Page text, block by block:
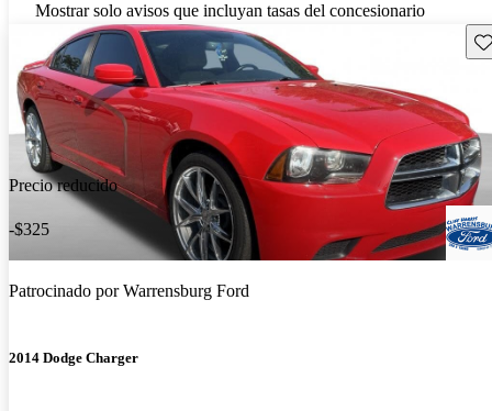
Mostrar solo avisos que incluyan tasas del concesionario
Precio reducido
-$325
Patrocinado porWarrensburg Ford
2014 Dodge Charger